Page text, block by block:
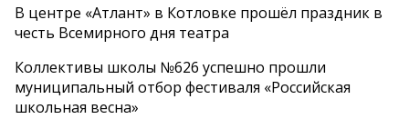
В центре «Атлант» в Котловке прошёл праздник в
честь Всемирного дня театра
Коллективы школы №626 успешно прошли
муниципальный отбор фестиваля «Российская
школьная весна»